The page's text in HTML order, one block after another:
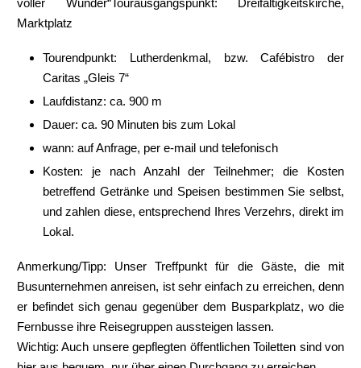
voller Wunder“Tourausgangspunkt: Dreifaltigkeitskirche,
Marktplatz
Tourendpunkt: Lutherdenkmal, bzw. Cafébistro der
Caritas „Gleis 7“
Laufdistanz: ca. 900 m
Dauer: ca. 90 Minuten bis zum Lokal
wann: auf Anfrage, per e-mail und telefonisch
Kosten: je nach Anzahl der Teilnehmer; die Kosten
betreffend Getränke und Speisen bestimmen Sie selbst,
und zahlen diese, entsprechend Ihres Verzehrs, direkt im
Lokal.
Anmerkung/Tipp: Unser Treffpunkt für die Gäste, die mit
Busunternehmen anreisen, ist sehr einfach zu erreichen, denn
er befindet sich genau gegenüber dem Busparkplatz, wo die
Fernbusse ihre Reisegruppen aussteigen lassen.
Wichtig: Auch unsere gepflegten öffentlichen Toiletten sind von